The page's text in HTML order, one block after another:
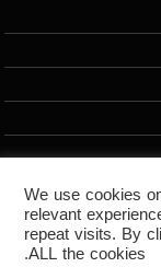
We use cookies
relevant
repeat visits. By
ALL the cookies.